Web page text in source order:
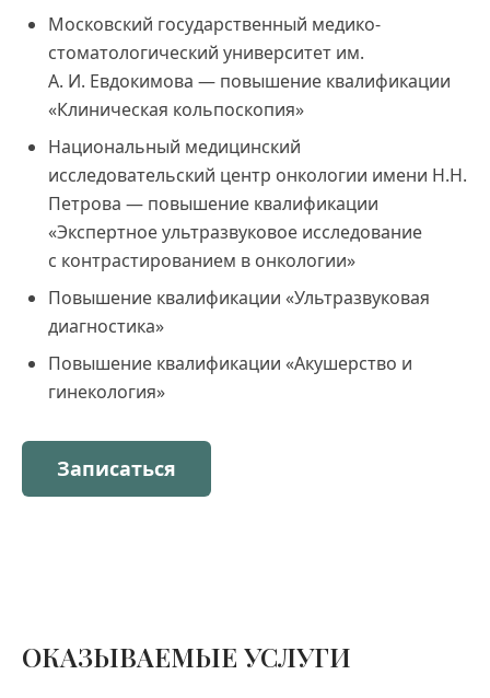
Московский государственный медико-
стоматологический университет им.
А. И. Евдокимова — повышение квалификации
«Клиническая кольпоскопия»
Национальный медицинский
исследовательский центр онкологии имени Н.Н.
Петрова — повышение квалификации
«Экспертное ультразвуковое исследование
с контрастированием в онкологии»
Повышение квалификации «Ультразвуковая
диагностика»
Повышение квалификации «Акушерство и
гинекология»
Записаться
ОКАЗЫВАЕМЫЕ УСЛУГИ